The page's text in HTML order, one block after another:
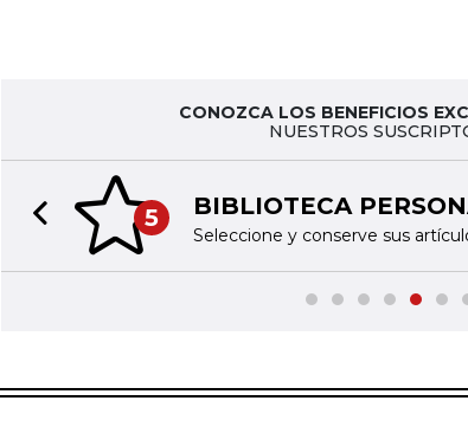
CONOZCA LOS BENEFICIOS
NUESTROS
5 BIBLIOTECA
Seleccione y conserve sus
Previous slide